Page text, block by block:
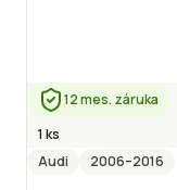
12 mes. záruka
1 ks
Audi
2006–2016